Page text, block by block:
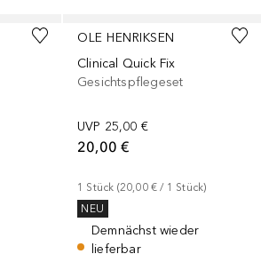
OLE HENRIKSEN
Clinical Quick Fix
Gesichtspflegeset
UVP 25,00 €
20,00 €
1 Stück (20,00 € / 1 Stück)
NEU
Demnächst wieder
lieferbar